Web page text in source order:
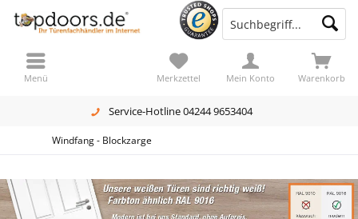
Service-Hotline 04244 9653404
Warenkorb
Merkzettel Mein Konto
Menü
Windfang - Blockzarge